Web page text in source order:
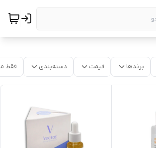
برندها قیمت دسته‌بندی فقط